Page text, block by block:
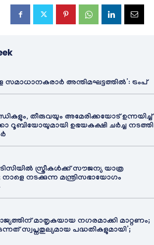
അന്തിമഘട്ടത്തിൽ‌’: ട്രംപ്
തീരുവയും അമേരിക്കയോട് ഉന്നയിച്ച്
റൂബിയോയുമായി ഉഭയകക്ഷി ചർച്ച നടത്തി
സ്ത്രീകൾക്ക് സൗജന്യ യാത്ര
നാളെ നടക്കുന്ന മന്ത്രിസഭായോഗം
മാതൃകയായ നഗരമാക്കി മാറ്റണം;
സ്വപ്നതുല്യമായ പദ്ധതികളുമായി’;